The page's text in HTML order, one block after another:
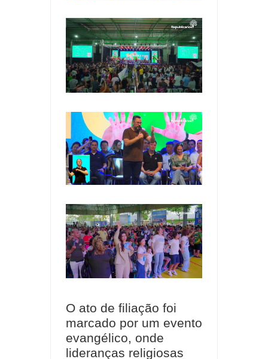
O ato de filiação foi
marcado por um evento
evangélico, onde
lideranças religiosas